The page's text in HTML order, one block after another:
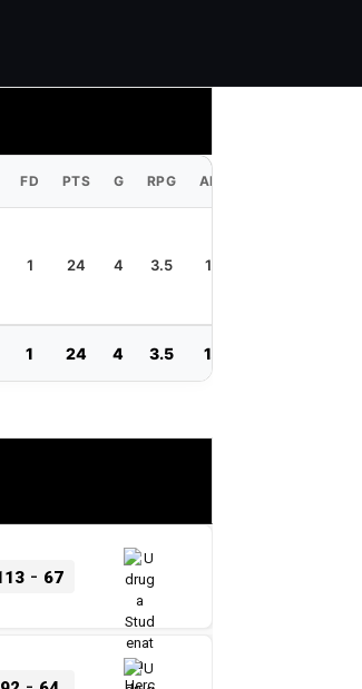
FD PTS G RPG APG
1 24 4 3.5 1.3
1 24 4 3.5 1.3
- 67